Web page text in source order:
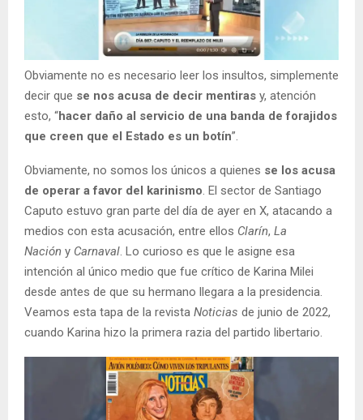
Obviamente no es necesario leer los insultos, simplemente
decir que se nos acusa de decir mentiras y, atención
esto, “hacer daño al servicio de una banda de forajidos
que creen que el Estado es un botín”.
Obviamente, no somos los únicos a quienes se los acusa
de operar a favor del karinismo. El sector de Santiago
Caputo estuvo gran parte del día de ayer en X, atacando a
medios con esta acusación, entre ellos Clarín, La
Nación y Carnaval. Lo curioso es que le asigne esa
intención al único medio que fue crítico de Karina Milei
desde antes de que su hermano llegara a la presidencia.
Veamos esta tapa de la revista Noticias de junio de 2022,
cuando Karina hizo la primera razia del partido libertario.